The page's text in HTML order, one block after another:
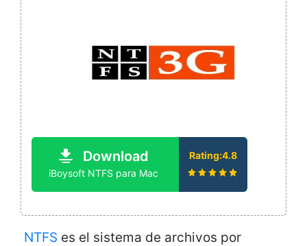
Download
iBoysoft NTFS para Mac
Rating:4.8
NTFS es el sistema de archivos por